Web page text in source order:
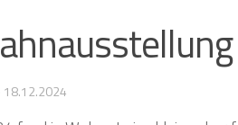
18.12.2024